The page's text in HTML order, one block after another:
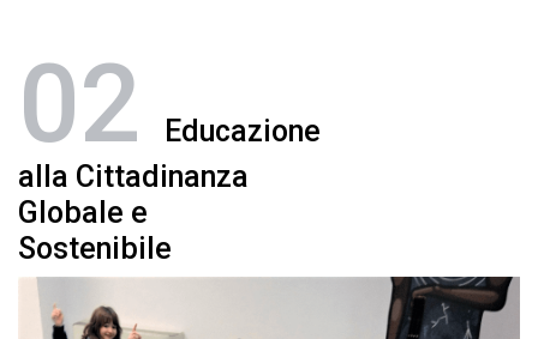
02
Educazione
alla Cittadinanza
Globale e
Sostenibile